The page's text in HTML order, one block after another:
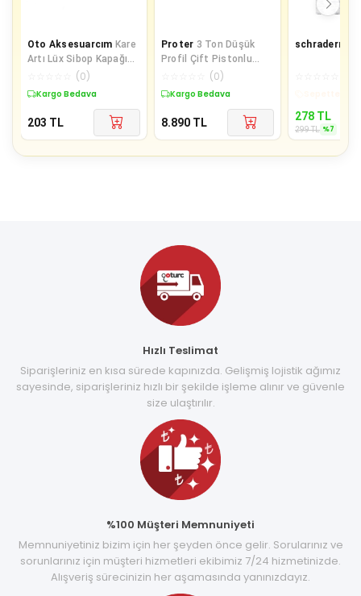
Oto Aksesuarcım Kare
Artı Lüx Sibop Kapağı
Pembe Beyaz
(0)
Kargo Bedava
203 TL
Proter 3 Ton Düşük
Profil Çift Pistonlu
Arabalı Garaj Krikosu
(0)
Kargo Bedava
8.890 TL
schraderr
278 TL
299TL %7
Hızlı Teslimat
Siparişleriniz en kısa sürede kapınızda. Gelişmiş lojistik ağımız
sayesinde, siparişleriniz hızlı bir şekilde işleme alınır ve güvenle
size ulaştırılır.
%100 Müşteri Memnuniyeti
Memnuniyetiniz bizim için her şeyden önce gelir. Sorularınız ve
sorunlarınız için müşteri hizmetleri ekibimiz 7/24 hizmetinizde.
Alışveriş sürecinizin her aşamasında yanınızdayız.